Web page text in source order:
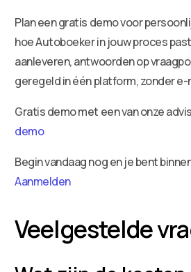
Plan een gratis demo voor
hoe Autoboeker in jouw proces
aanleveren, antwoorden op
geregeld in één platform, zonder
Gratis demo met een van onze
demo
Begin vandaag nog en je bent
Aanmelden
Veelgestelde